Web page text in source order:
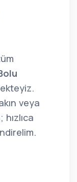
veya